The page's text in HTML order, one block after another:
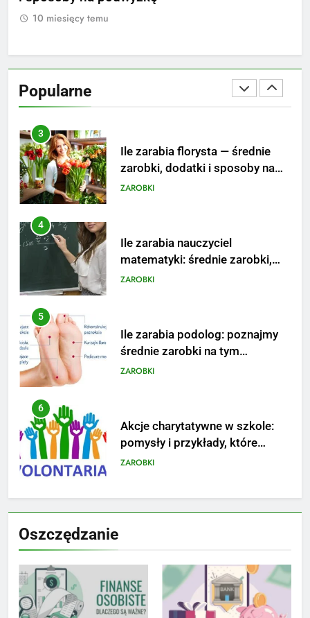
10 miesięcy temu
Popularne
ZAROBKI
zarobki, dodatki i sposoby na
4
Ile zarabia nauczyciel
matematyki: średnie zarobki,
dodatki i perspektywy
ZAROBKI
5
Ile zarabia podolog: poznajmy
średnie zarobki na tym
stanowisku
ZAROBKI
6
Akcje charytatywne w szkole:
pomysły i przykłady, które
zainspirują
ZAROBKI
7
Jak przygotować się finansowo
na narodziny dziecka: ile to
kosztuje i jak zaplanować
PORADY
8
1
Ile zarabia striptizer: poznaj
Oszczędzanie